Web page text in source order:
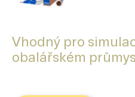
Vhodný pro
obalářském